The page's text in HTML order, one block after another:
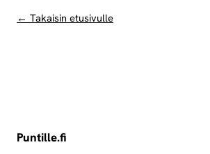
← Takaisin etusivulle
Puntille.fi